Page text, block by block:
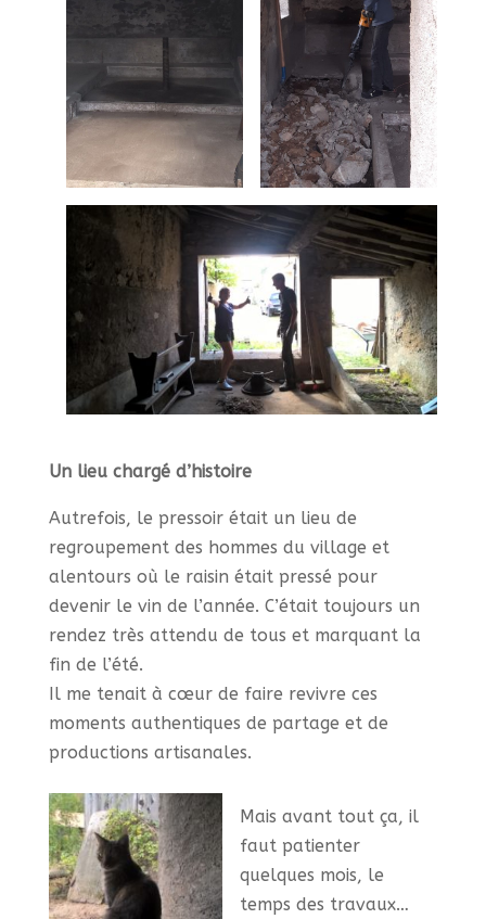
Un lieu chargé d’histoire
Autrefois, le pressoir était un lieu de
regroupement des hommes du village et
alentours où le raisin était pressé pour
devenir le vin de l’année. C’était toujours un
rendez très attendu de tous et marquant la
fin de l’été.
Il me tenait à cœur de faire revivre ces
moments authentiques de partage et de
productions artisanales.
Mais avant tout ça, il
faut patienter
quelques mois, le
temps des travaux…